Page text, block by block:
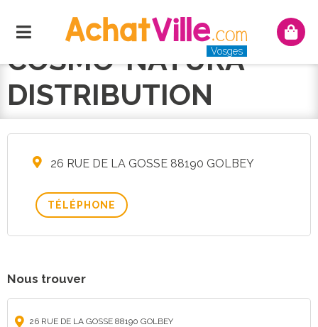
Menu
Vosges
Mon
panier
COSMO-NATURA
DISTRIBUTION
26 RUE DE LA GOSSE 88190 GOLBEY
TÉLÉPHONE
Nous trouver
26 RUE DE LA GOSSE 88190 GOLBEY